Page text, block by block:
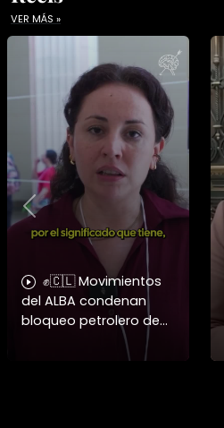
VER MÁS »
✊🇨🇱 Movimientos
del ALBA condenan
bloqueo petrolero de
defienden a Raúl
Previous